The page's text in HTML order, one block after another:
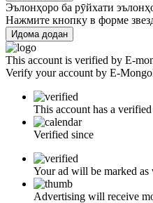
Эълонҳоро ба рӯйхати
Нажмите кнопку в форме
Идома додан
This account is verified by E-
Verify your account by E-
This account has a
Verified since
Your ad will be marked as
Advertising will receive